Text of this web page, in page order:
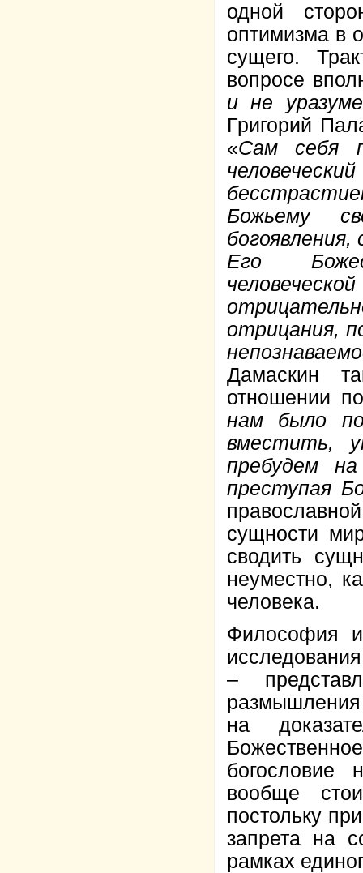
одной
оптимизма в
сущего.
вопросе
и не
Григорий
«Сам себя
Божьему
Его
отрицания,
Дамаскин
отношении
нам было
вместить,
пребудем
преступая
сущности
сводить
неуместно,
человека.
Философия
–
на
богословие
вообще
постольку
запрета на
рамках